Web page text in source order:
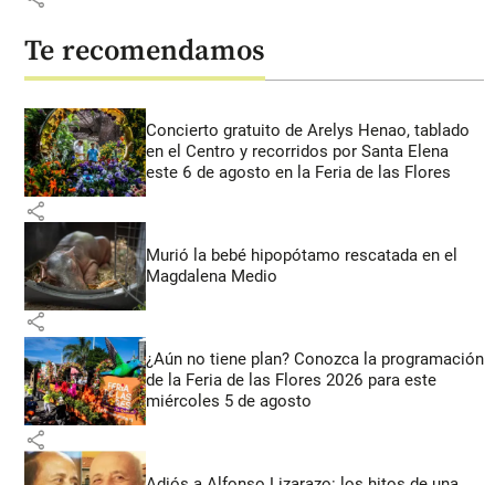
Te recomendamos
Concierto gratuito de Arelys Henao, tablado
en el Centro y recorridos por Santa Elena
este 6 de agosto en la Feria de las Flores
share
Murió la bebé hipopótamo rescatada en el
Magdalena Medio
share
¿Aún no tiene plan? Conozca la programación
de la Feria de las Flores 2026 para este
miércoles 5 de agosto
share